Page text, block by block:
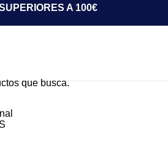
A 100€
que busca.